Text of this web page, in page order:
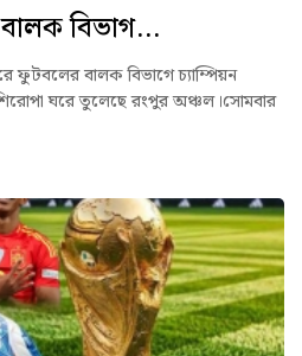
বিভাগ...
বালক বিভাগে চ্যাম্পিয়ন
ঘরে তুলেছে রংপুর অঞ্চল।সোমবার